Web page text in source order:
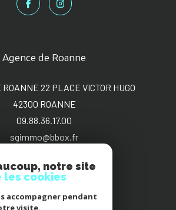
Agence de Roanne
22 PLACE VICTOR HUGO
42300
ROANNE
09.88.36.17.00
sgimmo@bbox.fr
Adhérents
notre site
les cookies
accompagner pendant
visite.